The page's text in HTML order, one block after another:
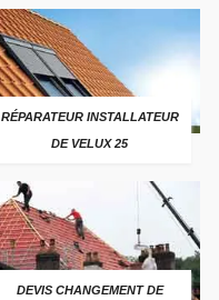
RÉPARATEUR INSTALLATEUR
DE VELUX 25
DEVIS CHANGEMENT DE